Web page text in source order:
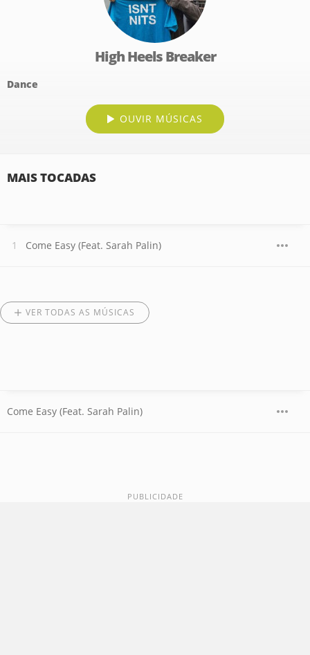
High Heels Breaker
Dance
OUVIR MÚSICAS
MAIS TOCADAS
Come Easy (Feat. Sarah Palin)
VER TODAS AS MÚSICAS
Come Easy (Feat. Sarah Palin)